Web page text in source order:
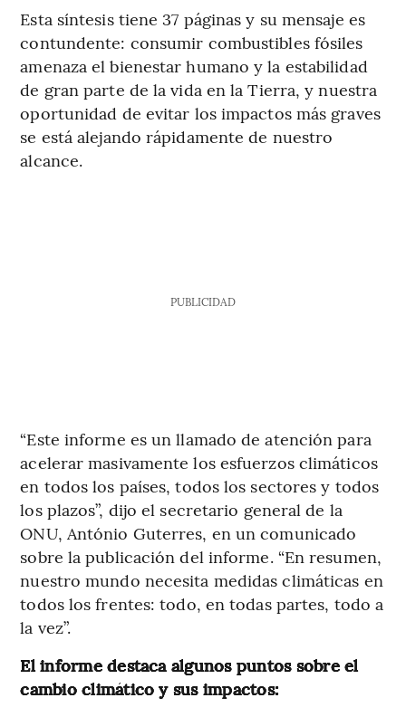
Esta síntesis tiene 37 páginas y su mensaje es
contundente: consumir combustibles fósiles
amenaza el bienestar humano y la estabilidad
de gran parte de la vida en la Tierra, y nuestra
oportunidad de evitar los impactos más graves
se está alejando rápidamente de nuestro
alcance.
PUBLICIDAD
“Este informe es un llamado de atención para
acelerar masivamente los esfuerzos climáticos
en todos los países, todos los sectores y todos
los plazos”, dijo el secretario general de la
ONU, António Guterres, en un comunicado
sobre la publicación del informe. “En resumen,
nuestro mundo necesita medidas climáticas en
todos los frentes: todo, en todas partes, todo a
la vez”.
El informe destaca algunos puntos sobre el
cambio climático y sus impactos: